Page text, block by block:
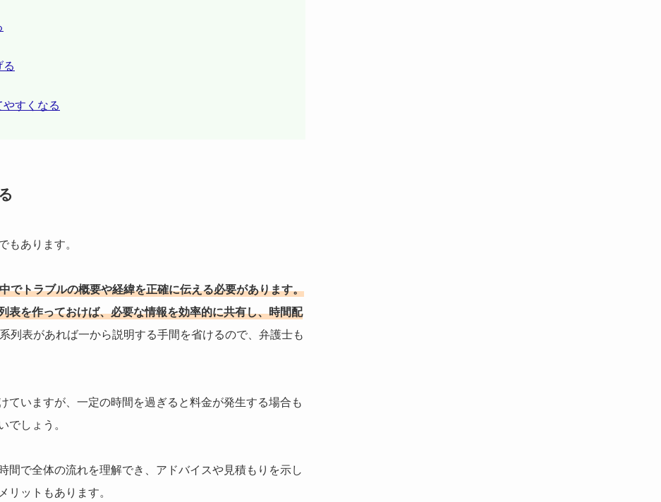
る
すくなる
もあります。
でトラブルの概要や経緯を正確に伝える必要があります。
表を作っておけば、必要な情報を効率的に共有し、時間配
列表があれば一から説明する手間を省けるので、弁護士も
ていますが、一定の時間を過ぎると料金が発生する場合も
でしょう。
間で全体の流れを理解でき、アドバイスや見積もりを示し
リットもあります。